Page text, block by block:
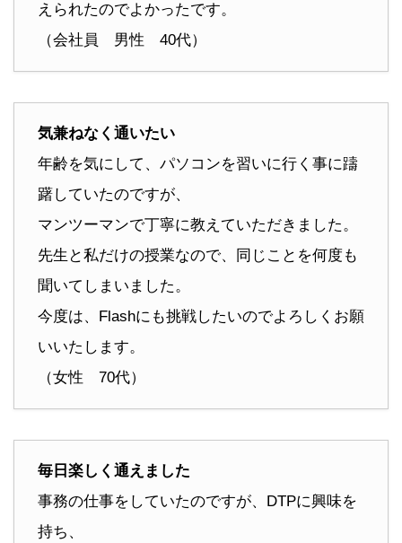
えられたのでよかったです。
（会社員 男性 40代）
気兼ねなく通いたい
年齢を気にして、パソコンを習いに行く事に躊
躇していたのですが、
マンツーマンで丁寧に教えていただきました。
先生と私だけの授業なので、同じことを何度も
聞いてしまいました。
今度は、Flashにも挑戦したいのでよろしくお願
いいたします。
（女性 70代）
毎日楽しく通えました
事務の仕事をしていたのですが、DTPに興味を
持ち、